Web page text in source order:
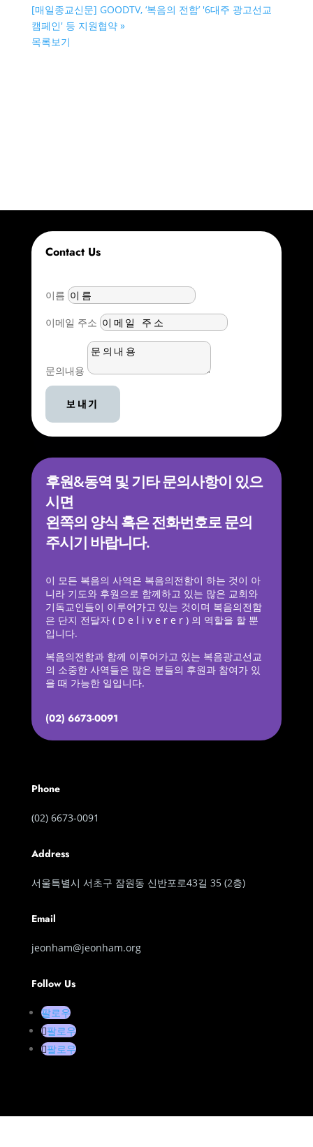
[매일종교신문] GOODTV, ‘복음의 전함’ '6대주 광고선교
캠페인' 등 지원협약 »
목록보기
Contact Us
이름
이메일 주소
문의내용
보내기
후원&동역 및 기타 문의사항이 있으
시면
왼쪽의 양식 혹은 전화번호로 문의
주시기 바랍니다.
이 모든 복음의 사역은 복음의전함이 하는 것이 아
니라 기도와 후원으로 함께하고 있는 많은 교회와
기독교인들이 이루어가고 있는 것이며 복음의전함
은 단지 전달자 ( D e l i v e r e r ) 의 역할을 할 뿐
입니다.
복음의전함과 함께 이루어가고 있는 복음광고선교
의 소중한 사역들은 많은 분들의 후원과 참여가 있
을 때 가능한 일입니다.
(02) 6673-0091
Phone
(02) 6673-0091
Address
서울특별시 서초구 잠원동 신반포로43길 35 (2층)
Email
jeonham@jeonham.org
Follow Us
팔로우
팔로우
팔로우